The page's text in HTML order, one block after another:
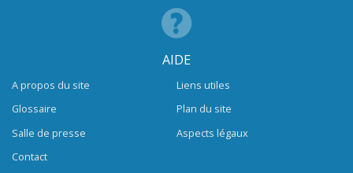
AIDE
A propos du site
Glossaire
Salle de presse
Contact
Liens utiles
Plan du site
Aspects légaux